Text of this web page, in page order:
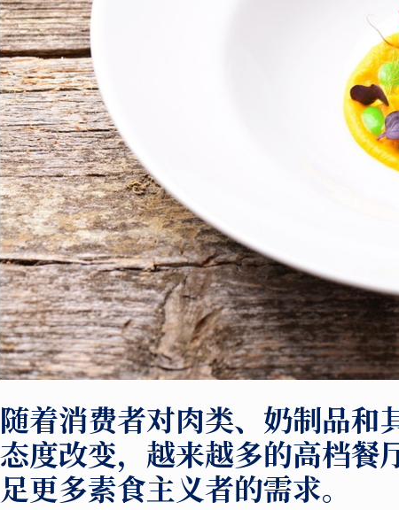
随着消费者对肉类、奶制品和
态度改变，越来越多的高档餐
足更多素食主义者的需求。